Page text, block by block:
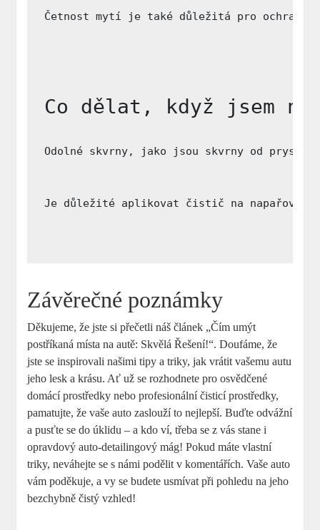
Četnost mytí je také důležitá pro
Co dělat, když jsem
Odolné skvrny, jako jsou skvrny od
Je důležité aplikovat čistič na
Závěrečné poznámky
Děkujeme, že jste si přečetli náš článek „Čím umýt
postříkaná místa na autě: Skvělá Řešení!“. Doufáme, že
jste se inspirovali našimi tipy a triky, jak vrátit vašemu autu
jeho lesk a krásu. Ať už se rozhodnete pro osvědčené
domácí prostředky nebo profesionální čisticí prostředky,
pamatujte, že vaše auto zaslouží to nejlepší. Buďte odvážní
a pusťte se do úklidu – a kdo ví, třeba se z vás stane i
opravdový auto-detailingový mág! Pokud máte vlastní
triky, neváhejte se s námi podělit v komentářích. Vaše auto
vám poděkuje, a vy se budete usmívat při pohledu na jeho
bezchybně čistý vzhled!